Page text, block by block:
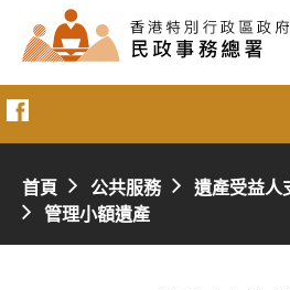
二零一九年七月二十六日的新聞公報
二零一七年四月二十八日的新聞公報
二零一七年四月五日的新聞公報
首頁 公共服務 遺產受益人
管理小額遺產